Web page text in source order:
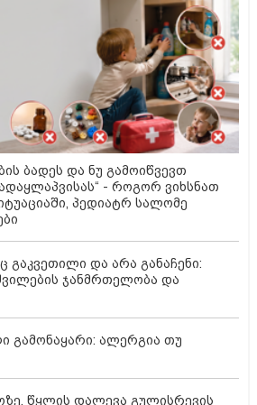
ბადეს და ნუ გამოიწვევთ
- როგორ ვიხსნათ
პედიატრ სალომე
გაკვეთილი და არა განაჩენი:
ჯანმრთელობა და
გამონაყარი: ალერგია თუ
წყლის დალევა გულისრევის